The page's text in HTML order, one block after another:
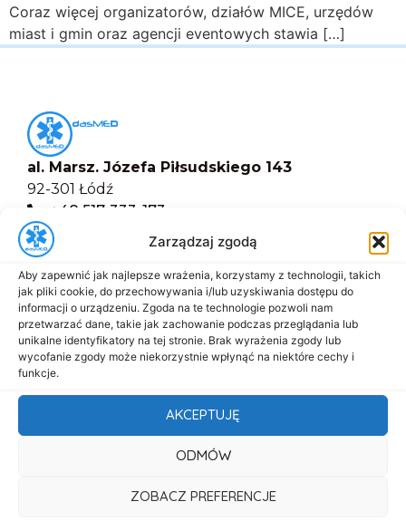
Zarządzaj zgodą
Aby zapewnić jak najlepsze wrażenia, korzystamy z technologii, takich
jak pliki cookie, do przechowywania i/lub uzyskiwania dostępu do
informacji o urządzeniu. Zgoda na te technologie pozwoli nam
przetwarzać dane, takie jak zachowanie podczas przeglądania lub
unikalne identyfikatory na tej stronie. Brak wyrażenia zgody lub
wycofanie zgody może niekorzystnie wpłynąć na niektóre cechy i
funkcje.
AKCEPTUJĘ
ODMÓW
ZOBACZ PREFERENCJE
Coraz więcej organizatorów, działów MICE, urzędów
miast i gmin oraz agencji eventowych stawia […]
al. Marsz. Józefa Piłsudskiego 143
92-301 Łódź
+48 517-333-173
biuro@dasmed.pl
Menu
Start
O nas
Oferta
Cennik